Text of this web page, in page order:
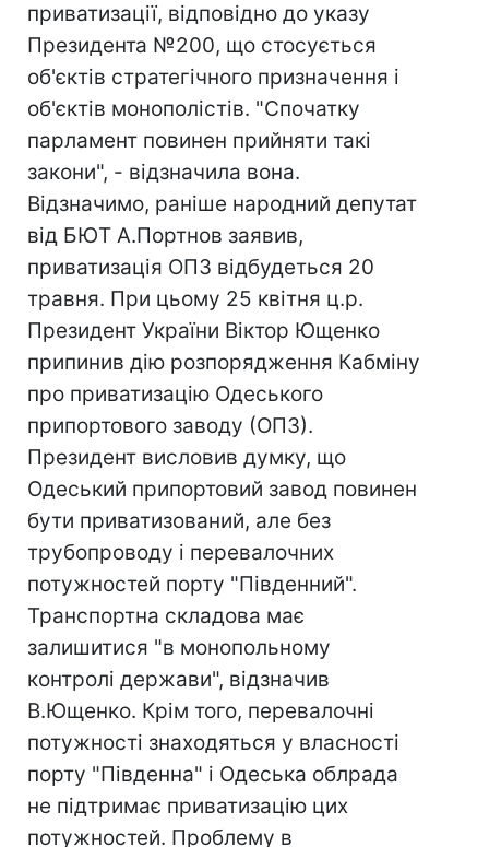
приватизації, відповідно до указу
Президента №200, що стосується
об'єктів стратегічного призначення і
об'єктів монополістів. "Спочатку
парламент повинен прийняти такі
закони", - відзначила вона.
Відзначимо, раніше народний депутат
від БЮТ А.Портнов заявив,
приватизація ОПЗ відбудеться 20
травня. При цьому 25 квітня ц.р.
Президент України Віктор Ющенко
припинив дію розпорядження Кабміну
про приватизацію Одеського
припортового заводу (ОПЗ).
Президент висловив думку, що
Одеський припортовий завод повинен
бути приватизований, але без
трубопроводу і перевалочних
потужностей порту "Південний".
Транспортна складова має
залишитися "в монопольному
контролі держави", відзначив
В.Ющенко. Крім того, перевалочні
потужності знаходяться у власності
порту "Південна" і Одеська облрада
не підтримає приватизацію цих
потужностей. Проблему в